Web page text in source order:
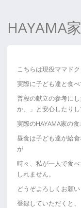
HAYAMA
こちらは現役ママド
実際に子ども達と食
普段の献立の参考に
か、」と安心したりし
実際のHAYAMA家の
昼食は子ども達が給
が
時々、私が一人で食
しれません。
どうぞよろしくお願い
登録していただくと